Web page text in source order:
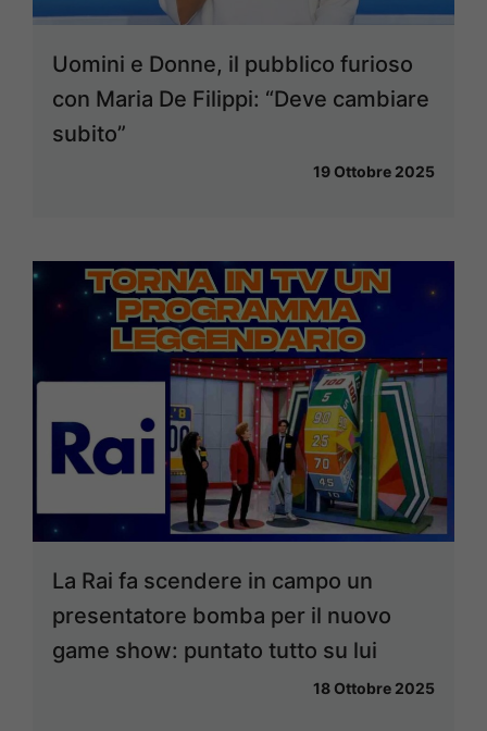
Uomini e Donne, il pubblico furioso
con Maria De Filippi: “Deve cambiare
subito”
19 Ottobre 2025
La Rai fa scendere in campo un
presentatore bomba per il nuovo
game show: puntato tutto su lui
18 Ottobre 2025